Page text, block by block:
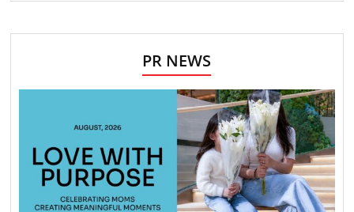
PR NEWS